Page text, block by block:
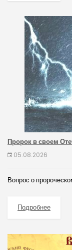
Пророк в своем
05.08.2026
Вопрос о
Подробнее